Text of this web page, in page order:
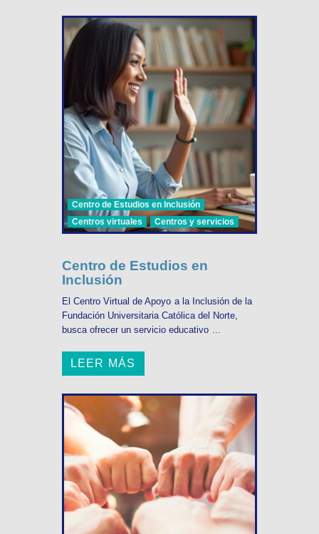
Centro de Estudios en Inclusión
Centros virtuales
Centros y servicios
Centro de Estudios en
Inclusión
El Centro Virtual de Apoyo a la Inclusión de la
Fundación Universitaria Católica del Norte,
busca ofrecer un servicio educativo ...
LEER MÁS